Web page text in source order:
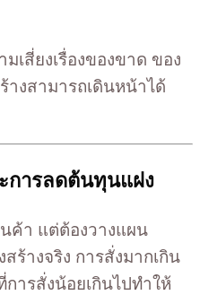
เสี่ยงเรื่องของขาด ของ
างสามารถเดินหน้าได้
การลดต้นทุนแฝง
ค้า แต่ต้องวางแผน
ร้างจริง การสั่งมากเกิน
ารสั่งน้อยเกินไปทำให้